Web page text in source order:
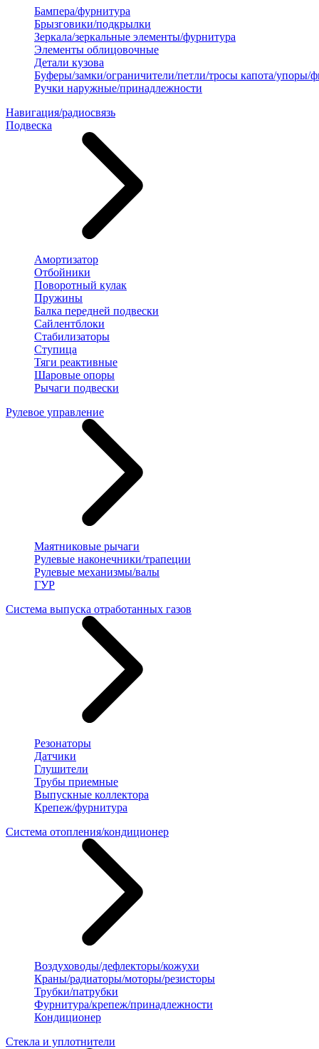
Бампера/фурнитура
Брызговики/подкрылки
Зеркала/зеркальные элементы/фурнитура
Элементы облицовочные
Детали кузова
Буферы/замки/ограничители/петли/тросы капота/упоры/
Ручки наружные/принадлежности
Навигация/радиосвязь
Подвеска
Амортизатор
Отбойники
Поворотный кулак
Пружины
Балка передней подвески
Сайлентблоки
Стабилизаторы
Ступица
Тяги реактивные
Шаровые опоры
Рычаги подвески
Рулевое управление
Маятниковые рычаги
Рулевые наконечники/трапеции
Рулевые механизмы/валы
ГУР
Система выпуска отработанных газов
Резонаторы
Датчики
Глушители
Трубы приемные
Выпускные коллектора
Крепеж/фурнитура
Система отопления/кондиционер
Воздуховоды/дефлекторы/кожухи
Краны/радиаторы/моторы/резисторы
Трубки/патрубки
Фурнитура/крепеж/принадлежности
Кондиционер
Стекла и уплотнители